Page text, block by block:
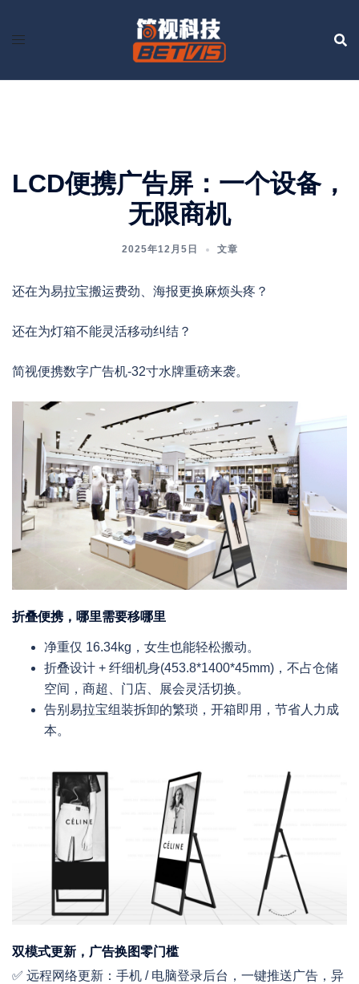
LCD便携广告屏：一个设备，
无限商机
2025年12月5日 文章
还在为易拉宝搬运费劲、海报更换麻烦头疼？
还在为灯箱不能灵活移动纠结？
简视便携数字广告机-32寸水牌重磅来袭。
折叠便携，哪里需要移哪里
净重仅 16.34kg，女生也能轻松搬动。
折叠设计 + 纤细机身(453.8*1400*45mm)，不占仓储
空间，商超、门店、展会灵活切换。
告别易拉宝组装拆卸的繁琐，开箱即用，节省人力成
本。
双模式更新，广告换图零门槛
✅ 远程网络更新：手机 / 电脑登录后台，一键推送广告，异